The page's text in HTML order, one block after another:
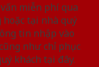
miễn phí qua
tại nhà quý
tin nhập vào
như chỉ phục
khách tại đây.